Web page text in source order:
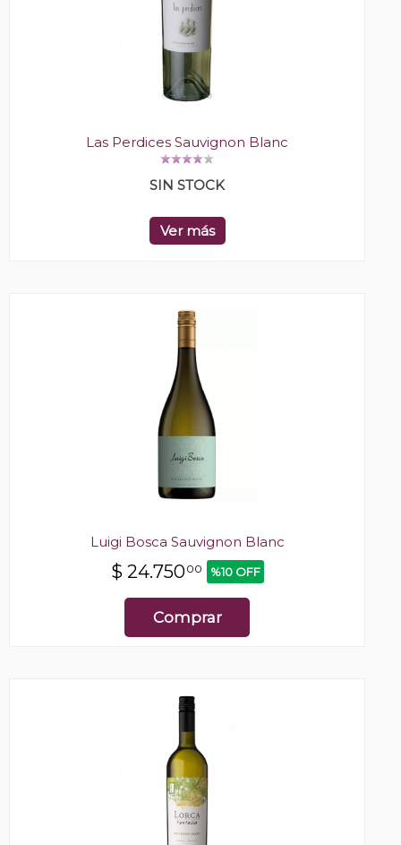
Las Perdices Sauvignon Blanc
SIN STOCK
Ver más
Luigi Bosca Sauvignon Blanc
$ 24.75000 %10 OFF
Comprar